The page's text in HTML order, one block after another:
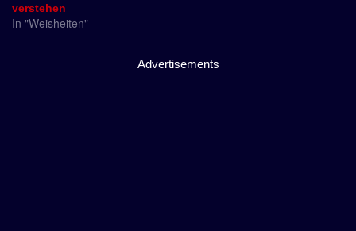
verstehen
In "Weisheiten"
Advertisements